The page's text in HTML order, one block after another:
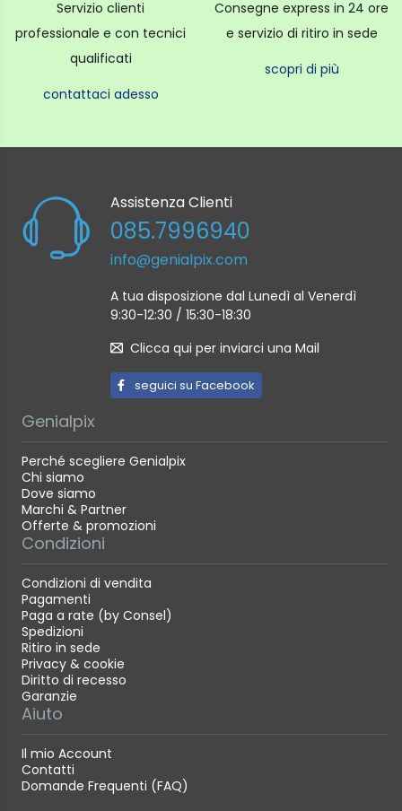
Servizio clienti
professionale e con tecnici
qualificati
contattaci adesso
Consegne express in 24 ore
e servizio di ritiro in sede
scopri di più
Assistenza Clienti
085.7996940
info@genialpix.com
A tua disposizione dal Lunedì al Venerdì
9:30-12:30 / 15:30-18:30
Clicca qui per inviarci una Mail
seguici su Facebook
Genialpix
Perché scegliere Genialpix
Chi siamo
Dove siamo
Marchi & Partner
Offerte & promozioni
Condizioni
Condizioni di vendita
Pagamenti
Paga a rate (by Consel)
Spedizioni
Ritiro in sede
Privacy & cookie
Diritto di recesso
Garanzie
Aiuto
Il mio Account
Contatti
Domande Frequenti (FAQ)